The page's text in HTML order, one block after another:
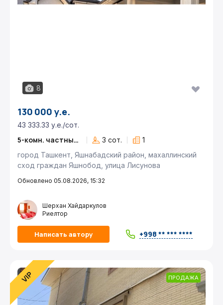
8
130 000 у.е.
43 333.33 у.е./сот.
5-комн. частный дом 3 сот.
1
город Ташкент, Яшнабадский район, махаллинский
сход граждан Яшнобод, улица Лисунова
Обновлено 05.08.2026, 15:32
Шерхан Хайдаркулов
Риелтор
Написать автору +998 ** *** ****
ПРОДАЖА